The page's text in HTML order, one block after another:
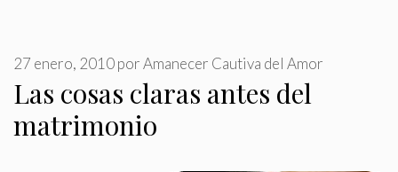
Las cosas claras antes del
matrimonio
27 enero, 2010porAmanecer Cautiva del Amor